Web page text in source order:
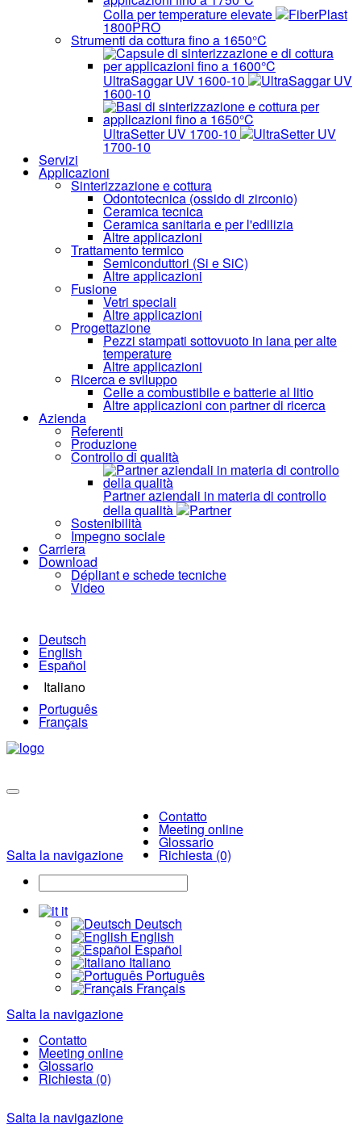
Colla per temperature elevate FiberPlast
1800PRO
Strumenti da cottura fino a 1650°C
UltraSaggar UV 1600-10 UltraSaggar UV
1600-10
UltraSetter UV 1700-10 UltraSetter UV
1700-10
Servizi
Applicazioni
Sinterizzazione e cottura
Odontotecnica (ossido di zirconio)
Ceramica tecnica
Ceramica sanitaria e per l'edilizia
Altre applicazioni
Trattamento termico
Semiconduttori (Si e SiC)
Altre applicazioni
Fusione
Vetri speciali
Altre applicazioni
Progettazione
Pezzi stampati sottovuoto in lana per alte
temperature
Altre applicazioni
Ricerca e sviluppo
Celle a combustibile e batterie al litio
Altre applicazioni con partner di ricerca
Azienda
Referenti
Produzione
Controllo di qualità
Partner aziendali in materia di controllo
della qualità Partner
Sostenibilità
Impegno sociale
Carriera
Download
Dépliant e schede tecniche
Video
Deutsch
English
Español
Italiano
Português
Français
Salta la navigazione
Contatto
Meeting online
Glossario
Richiesta (0)
it
Deutsch
English
Español
Italiano
Português
Français
Salta la navigazione
Contatto
Meeting online
Glossario
Richiesta (0)
Salta la navigazione